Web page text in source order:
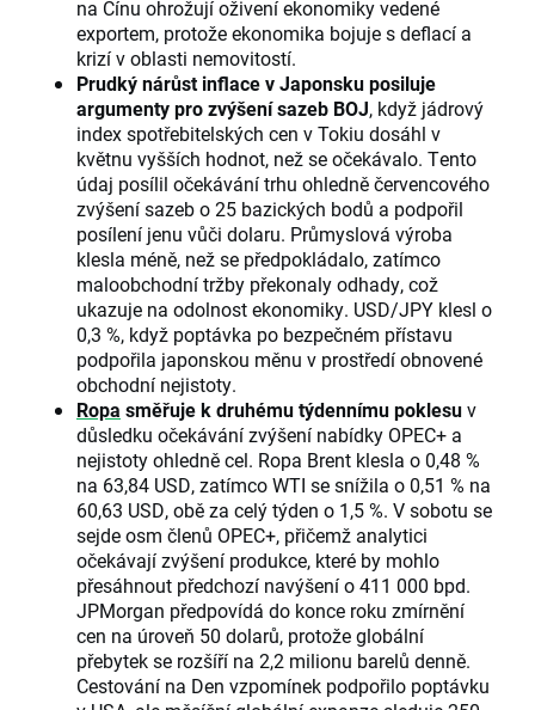
na Čínu ohrožují oživení ekonomiky vedené
exportem, protože ekonomika bojuje s deflací a
krizí v oblasti nemovitostí.
Prudký nárůst inflace v Japonsku posiluje
argumenty pro zvýšení sazeb BOJ, když jádrový
index spotřebitelských cen v Tokiu dosáhl v
květnu vyšších hodnot, než se očekávalo. Tento
údaj posílil očekávání trhu ohledně červencového
zvýšení sazeb o 25 bazických bodů a podpořil
posílení jenu vůči dolaru. Průmyslová výroba
klesla méně, než se předpokládalo, zatímco
maloobchodní tržby překonaly odhady, což
ukazuje na odolnost ekonomiky. USD/JPY klesl o
0,3 %, když poptávka po bezpečném přístavu
podpořila japonskou měnu v prostředí obnovené
obchodní nejistoty.
Ropa směřuje k druhému týdennímu poklesuv
důsledku očekávání zvýšení nabídky OPEC+ a
nejistoty ohledně cel. Ropa Brent klesla o 0,48 %
na 63,84 USD, zatímco WTI se snížila o 0,51 % na
60,63 USD, obě za celý týden o 1,5 %. V sobotu se
sejde osm členů OPEC+, přičemž analytici
očekávají zvýšení produkce, které by mohlo
přesáhnout předchozí navýšení o 411 000 bpd.
JPMorgan předpovídá do konce roku zmírnění
cen na úroveň 50 dolarů, protože globální
přebytek se rozšíří na 2,2 milionu barelů denně.
Cestování na Den vzpomínek podpořilo poptávku